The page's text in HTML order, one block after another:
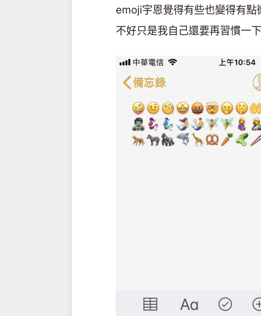
emoji宇恩覺得有些也變得有
不好只是我自己還要再習慣一